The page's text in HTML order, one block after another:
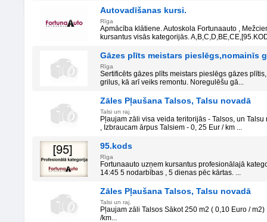
Autovadīšanas kursi.
Rīga
Apmācība klātiene. Autoskola Fortunaauto ,
kursantus visās kategorijās.
Gāzes plīts meistars pieslēgs,nomainīs
Rīga
Sertificēts gāzes plīts meistars pieslēgs gāzes
grilus, kā arī veiks remontu. Noregulēšu gā...
Zāles Pļaušana Talsos, Talsu novadā
Talsi un raj.
Pļaujam zāli visa veida teritorijās - Talsos, un
, Izbraucam ārpus Talsiem - 0, 25 Eur / km ...
95.kods
Rīga
Fortunaauto uzņem kursantus profesionālajā
14:45 5 nodarbības , 5 dienas pēc kārtas. ...
Zāles Pļaušana Talsos, Talsu novadā
Talsi un raj.
Pļaujam zāli Talsos Sākot 250 m2 ( 0,10 Euro /
/km...